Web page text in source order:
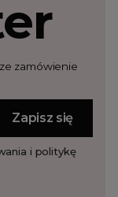
zamówienie
i politykę